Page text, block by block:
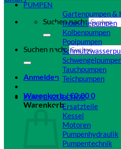
Suchen nach:
Suchen nach:
Anmelden
Warenkorb /€0,000
Warenkorb
PUMPEN
Gartenpumpen &
Industriepumpen
Kolbenpumpen
Poolpumpen
Tauchpumpen
Teichpumpen
PUMPENZUBEHÖR
Ersatzteile
Kessel
Motoren
Pumpenhydraulik
Pumpentechnik